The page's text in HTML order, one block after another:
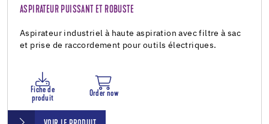
ASPIRATEUR PUISSANT ET ROBUSTE
Aspirateur industriel à haute aspiration avec filtre à sac
et prise de raccordement pour outils électriques.
Fiche de
produit
Order now